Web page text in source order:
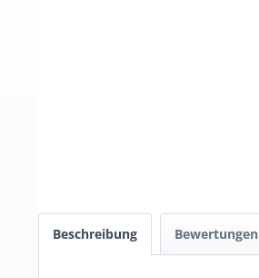
Beschreibung Bewertungen